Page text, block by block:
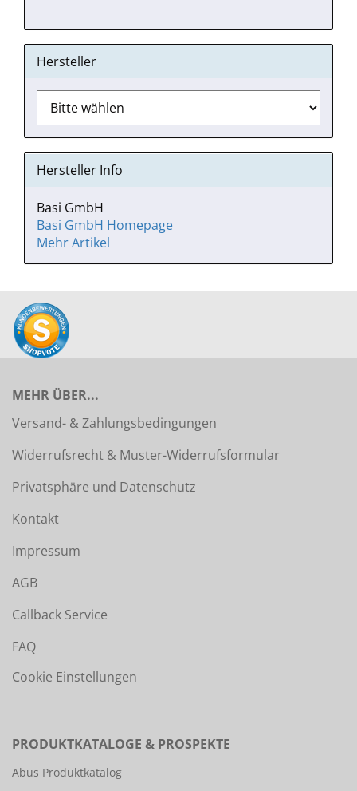
Hersteller
Hersteller Info
Basi GmbH
Basi GmbH Homepage
Mehr Artikel
MEHR ÜBER...
Versand- & Zahlungsbedingungen
Widerrufsrecht & Muster-Widerrufsformular
Privatsphäre und Datenschutz
Kontakt
Impressum
AGB
Callback Service
FAQ
Cookie Einstellungen
PRODUKTKATALOGE & PROSPEKTE
Abus Produktkatalog